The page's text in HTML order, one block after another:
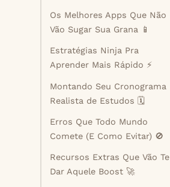
Os Melhores Apps Que Não
Vão Sugar Sua Grana 📱
Estratégias Ninja Pra
Aprender Mais Rápido ⚡
Montando Seu Cronograma
Realista de Estudos 🗓️
Erros Que Todo Mundo
Comete (E Como Evitar) 🚫
Recursos Extras Que Vão Te
Dar Aquele Boost 🚀